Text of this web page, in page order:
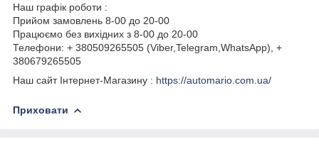
Наш графік роботи :
Прийом замовлень 8-00 до 20-00
Працюємо без вихідних з 8-00 до 20-00
Телефони: + 380509265505 (Viber,Telegram,WhatsApp), +
380679265505
Наш сайт Інтернет-Магазину : https://automario.com.ua/
Приховати